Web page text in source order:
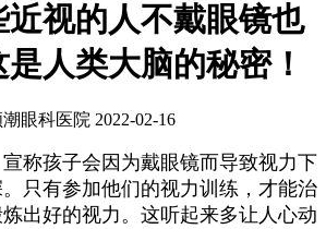
近视的人不戴眼镜也
人类大脑的秘密！
眼科医院 2022-02-16
称孩子会因为戴眼镜而导致视力下
只有参加他们的视力训练，才能治
出好的视力。 这听起来多让人心动